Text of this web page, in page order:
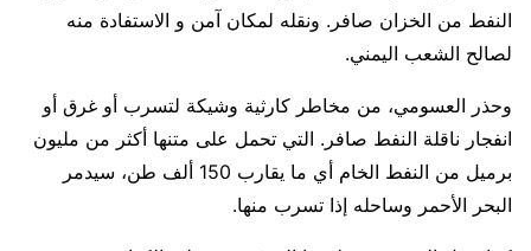
النفط من الخزان صافر. ونقله لمكان آمن و الاستفادة منه
لصالح الشعب اليمني.
وحذر العسومي، من مخاطر كارثية وشيكة لتسرب أو غرق أو
انفجار ناقلة النفط صافر. التي تحمل على متنها أكثر من مليون
برميل من النفط الخام أي ما يقارب 150 ألف طن، سيدمر
البحر الأحمر وساحله إذا تسرب منها.